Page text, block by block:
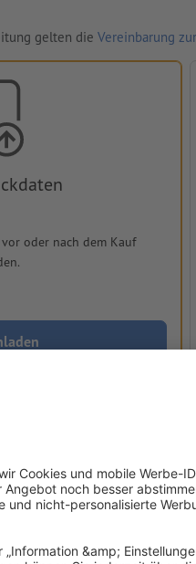
gelten die Vereinbarung
oder nach dem Kauf